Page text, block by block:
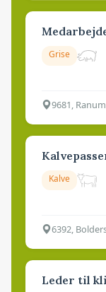
Grise
9681, Ranum
Kalve
6392,
Leder til